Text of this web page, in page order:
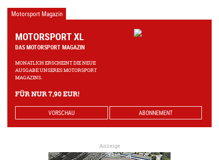
Motorsport Magazin
MOTORSPORT XL
DAS MOTORSPORT MAGAZIN
MONATLICH ERSCHEINT DIE NEUE
AUSGABE UNSERES MOTORSPORT
MAGAZINS.
FÜR NUR 7,90 EUR!
VORSCHAU ABONNEMENT
Anzeige